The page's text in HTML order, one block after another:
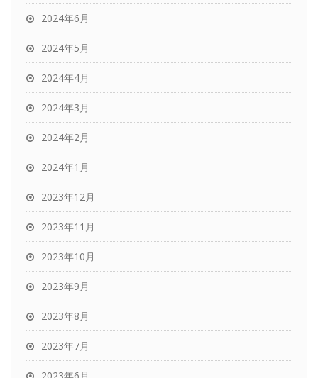
2024年6月
2024年5月
2024年4月
2024年3月
2024年2月
2024年1月
2023年12月
2023年11月
2023年10月
2023年9月
2023年8月
2023年7月